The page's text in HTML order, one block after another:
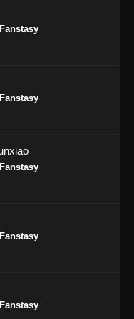
Refining Qi Episode
of Refining Qi
Refining Qi Episode
Indonesia - Agustus 18,
of Refining Qi
Indonesia - Agustus 20,
Qi Episode
Fanstasy
Fanstasy
Fanstasy
Fanstasy
Fanstasy